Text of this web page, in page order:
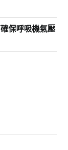
保呼吸機氣壓